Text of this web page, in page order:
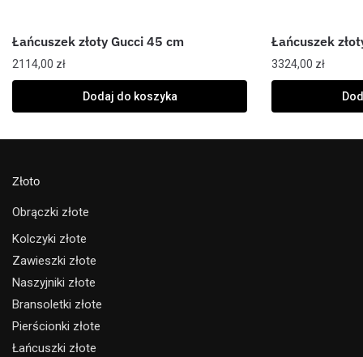
Łańcuszek złoty Gucci 45 cm
2114,00 zł
Dodaj do koszyka
Łańcuszek
3324,00 zł
Złoto
Obrączki złote
Kolczyki złote
Zawieszki złote
Naszyjniki złote
Bransoletki złote
Pierścionki złote
Łańcuszki złote